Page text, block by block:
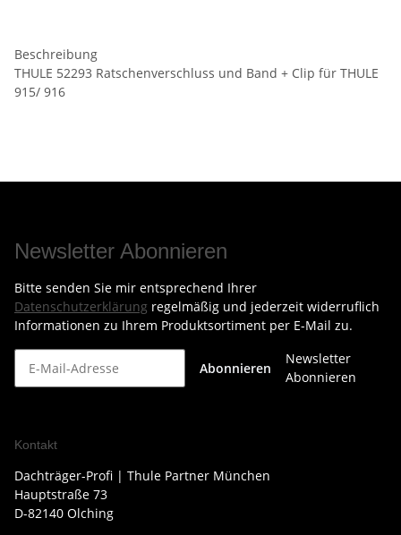
Beschreibung
THULE 52293 Ratschenverschluss und Band + Clip für THULE
915/ 916
Newsletter Abonnieren
Bitte senden Sie mir entsprechend Ihrer
Datenschutzerklärung regelmäßig und jederzeit widerruflich
Informationen zu Ihrem Produktsortiment per E-Mail zu.
Abonnieren
Newsletter
Abonnieren
Kontakt
Dachträger-Profi | Thule Partner München
Hauptstraße 73
D-82140 Olching